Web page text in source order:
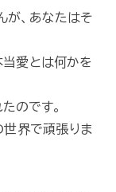
が、あなたはそ
当愛とは何かを
のです。
世界で頑張りま